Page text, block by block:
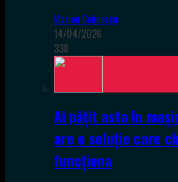
Marian Calinescu
14/04/2026
338
Ai pățit asta în
are o soluție care
funcționa